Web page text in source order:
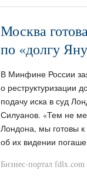
Москва
по «долгу
В Минфине России
о реструктуризации
подачу иска в суд
Силуанов. «Тем не
Лондона, мы готовы
об их видении
Бизнес-портал fdlx.com